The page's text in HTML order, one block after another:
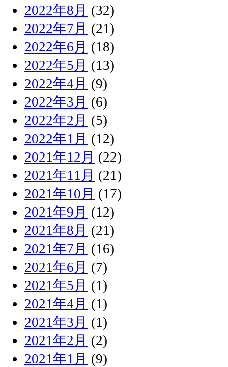
2022年8月 (32)
2022年7月 (21)
2022年6月 (18)
2022年5月 (13)
2022年4月 (9)
2022年3月 (6)
2022年2月 (5)
2022年1月 (12)
2021年12月 (22)
2021年11月 (21)
2021年10月 (17)
2021年9月 (12)
2021年8月 (21)
2021年7月 (16)
2021年6月 (7)
2021年5月 (1)
2021年4月 (1)
2021年3月 (1)
2021年2月 (2)
2021年1月 (9)